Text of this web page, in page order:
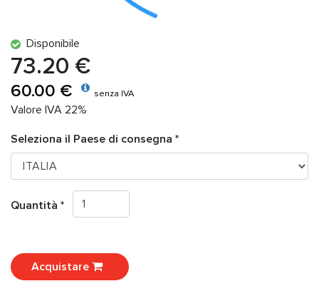
Disponibile
73.20 €
60.00 € senza IVA
Valore IVA 22%
Seleziona il Paese di consegna *
Quantità *
Acquistare